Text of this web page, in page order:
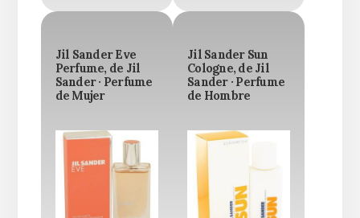
Jil Sander Eve
Perfume, de Jil
Sander · Perfume
de Mujer
Jil Sander Sun
Cologne, de Jil
Sander · Perfume
de Hombre